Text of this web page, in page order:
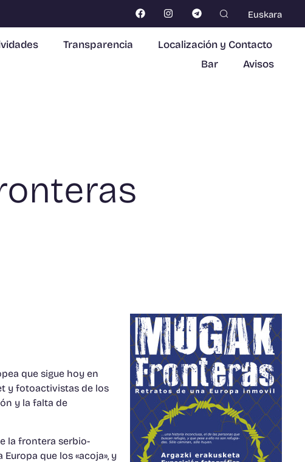
Euskara
Transparencia
Localización y Contacto
Bar
Avisos
que sigue hoy en
y fotoactivistas de los
y la falta de
la frontera serbio-
que los «acoja», y